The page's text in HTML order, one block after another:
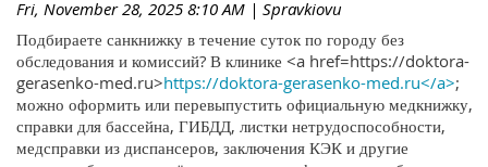
Fri, November 28, 2025 8:10 AM | Spravkiovu
Подбираете санкнижку в течение суток по городу без
обследования и комиссий? В клинике <a href=https://doktora-
gerasenko-med.ru>https://doktora-gerasenko-med.ru</a>;
можно оформить или перевыпустить официальную медкнижку,
справки для бассейна, ГИБДД, листки нетрудоспособности,
медсправки из диспансеров, заключения КЭК и другие